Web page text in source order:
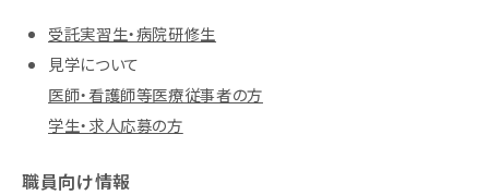
受託実習生・病院研修生
見学について
医師・看護師等医療従事者の方
学生・求人応募の方
職員向け情報